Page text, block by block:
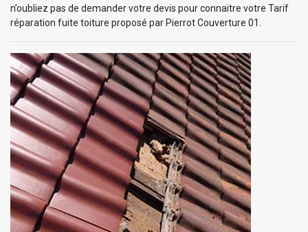
n’oubliez pas de demander votre devis pour connaitre votre Tarif
réparation fuite toiture proposé par Pierrot Couverture 01.